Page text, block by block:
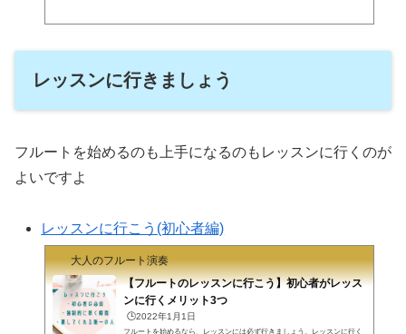
いっても、フルートを吹いている姿がかっこいい、かわいい、という魅力
レッスンに行きましょう
フルートを始めるのも上手になるのもレッスンに行くのが
よいですよ
レッスンに行こう(初心者編)
大人のフルート演奏
【フルートのレッスンに行こう】初心者がレッス
ンに行くメリット3つ
🕒️2022年1月1日
フルートを始めるなら、レッスンには必ず行きましょう。レッスンに行く